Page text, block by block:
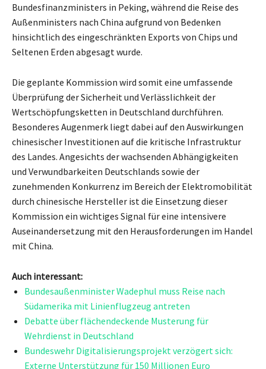
Bundesfinanzministers in Peking, während die Reise des
Außenministers nach China aufgrund von Bedenken
hinsichtlich des eingeschränkten Exports von Chips und
Seltenen Erden abgesagt wurde.
Die geplante Kommission wird somit eine umfassende
Überprüfung der Sicherheit und Verlässlichkeit der
Wertschöpfungsketten in Deutschland durchführen.
Besonderes Augenmerk liegt dabei auf den Auswirkungen
chinesischer Investitionen auf die kritische Infrastruktur
des Landes. Angesichts der wachsenden Abhängigkeiten
und Verwundbarkeiten Deutschlands sowie der
zunehmenden Konkurrenz im Bereich der Elektromobilität
durch chinesische Hersteller ist die Einsetzung dieser
Kommission ein wichtiges Signal für eine intensivere
Auseinandersetzung mit den Herausforderungen im Handel
mit China.
Auch interessant:
Bundesaußenminister Wadephul muss Reise nach
Südamerika mit Linienflugzeug antreten
Debatte über flächendeckende Musterung für
Wehrdienst in Deutschland
Bundeswehr Digitalisierungsprojekt verzögert sich:
Externe Unterstützung für 150 Millionen Euro